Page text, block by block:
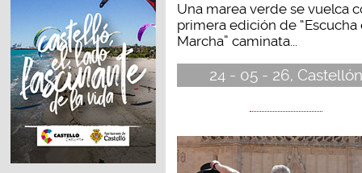
Una marea verde se vuelca
primera edición de “Escucha
Marcha” caminata...
24 - 05 - 26, Castellón